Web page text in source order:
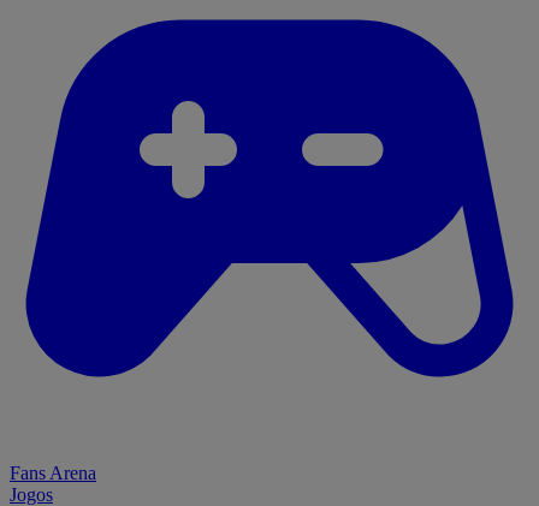
Fans Arena
Jogos